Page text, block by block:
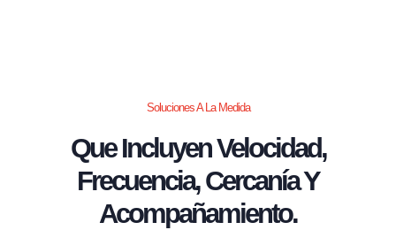
Soluciones A La Medida
Que Incluyen Velocidad,
Frecuencia, Cercanía Y
Acompañamiento.